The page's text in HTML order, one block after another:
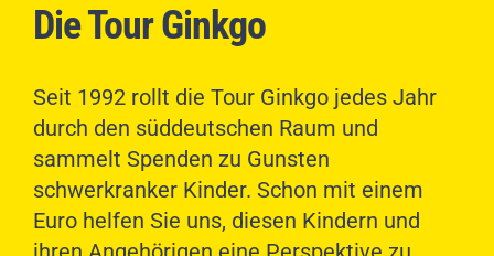
Die Tour Ginkgo
Seit 1992 rollt die Tour Ginkgo jedes Jahr
durch den süddeutschen Raum und
sammelt Spenden zu Gunsten
schwerkranker Kinder. Schon mit einem
Euro helfen Sie uns, diesen Kindern und